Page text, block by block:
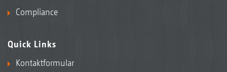
Compliance
Quick Links
Kontaktformular